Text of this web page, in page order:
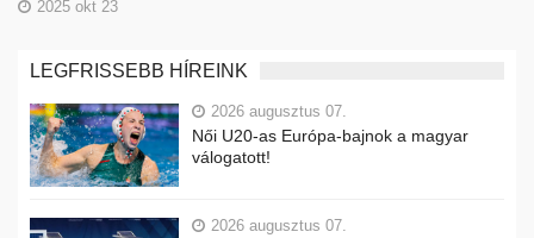
2025 okt 23
LEGFRISSEBB HÍREINK
2026 augusztus 07.
Női U20-as Európa-bajnok a magyar
válogatott!
2026 augusztus 07.